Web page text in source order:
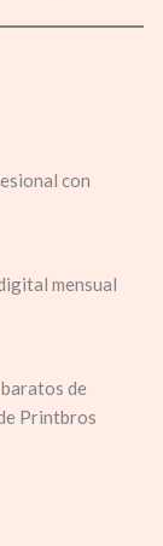
con
mensual
de
Printbros